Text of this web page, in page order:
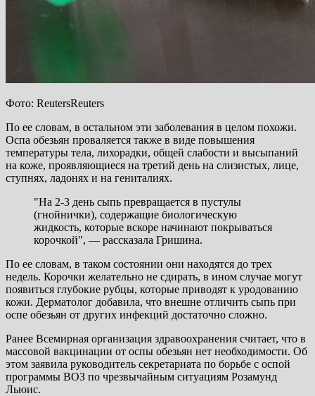
Фото: ReutersReuters
По ее словам, в остальном эти заболевания в целом похожи.
Оспа обезьян проваляется также в виде повышения
температуры тела, лихорадки, общей слабости и высыпаний
на коже, проявляющиеся на третий день на слизистых, лице,
ступнях, ладонях и на гениталиях.
"На 2-3 день сыпь превращается в пустулы
(гнойнички), содержащие биологическую
жидкость, которые вскоре начинают покрываться
корочкой", — рассказала Гришина.
По ее словам, в таком состоянии они находятся до трех
недель. Корочки желательно не сдирать, в ином случае могут
появиться глубокие рубцы, которые приводят к уродованию
кожи. Дерматолог добавила, что внешне отличить сыпь при
оспе обезьян от других инфекций достаточно сложно.
Ранее Всемирная организация здравоохранения считает, что в
массовой вакцинации от оспы обезьян нет необходимости. Об
этом заявила руководитель секретариата по борьбе с оспой
программы ВОЗ по чрезвычайным ситуациям Розамунд
Льюис.